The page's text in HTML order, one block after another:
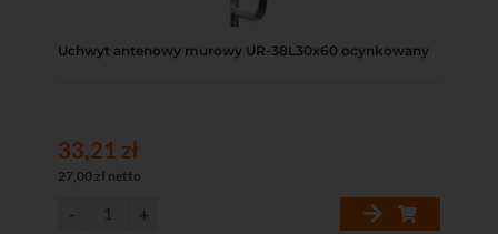
Uchwyt antenowy murowy UR-38L30x60 ocynkowany
33,21 zł
27,00 zł netto